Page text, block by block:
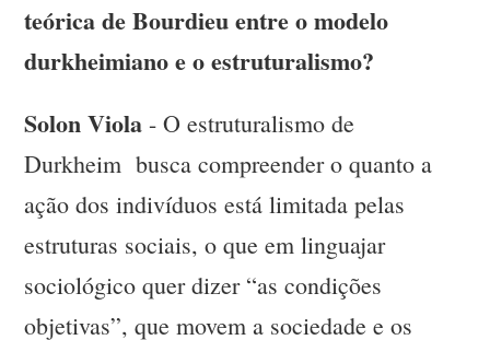
teórica de Bourdieu entre o modelo
durkheimiano e o estruturalismo?
Solon Viola - O estruturalismo de
Durkheim busca compreender o quanto a
ação dos indivíduos está limitada pelas
estruturas sociais, o que em linguajar
sociológico quer dizer “as condições
objetivas”, que movem a sociedade e os